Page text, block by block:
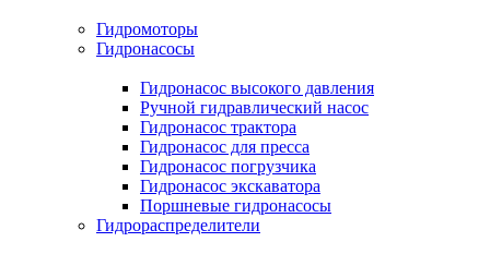
Гидромоторы
Гидронасосы
Гидронасос высокого давления
Ручной гидравлический насос
Гидронасос трактора
Гидронасос для пресса
Гидронасос погрузчика
Гидронасос экскаватора
Поршневые гидронасосы
Гидрораспределители